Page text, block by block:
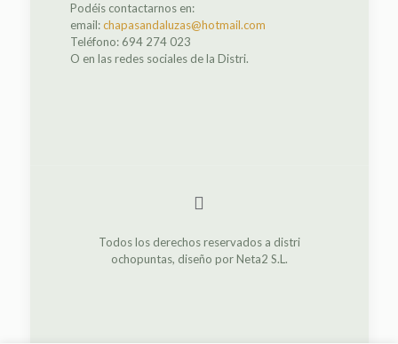
Podéis contactarnos en:
email:chapasandaluzas@hotmail.com
Teléfono: 694 274 023
O en las redes sociales de la Distri.
Todos los derechos reservados a distri
ochopuntas, diseño por Neta2 S.L.